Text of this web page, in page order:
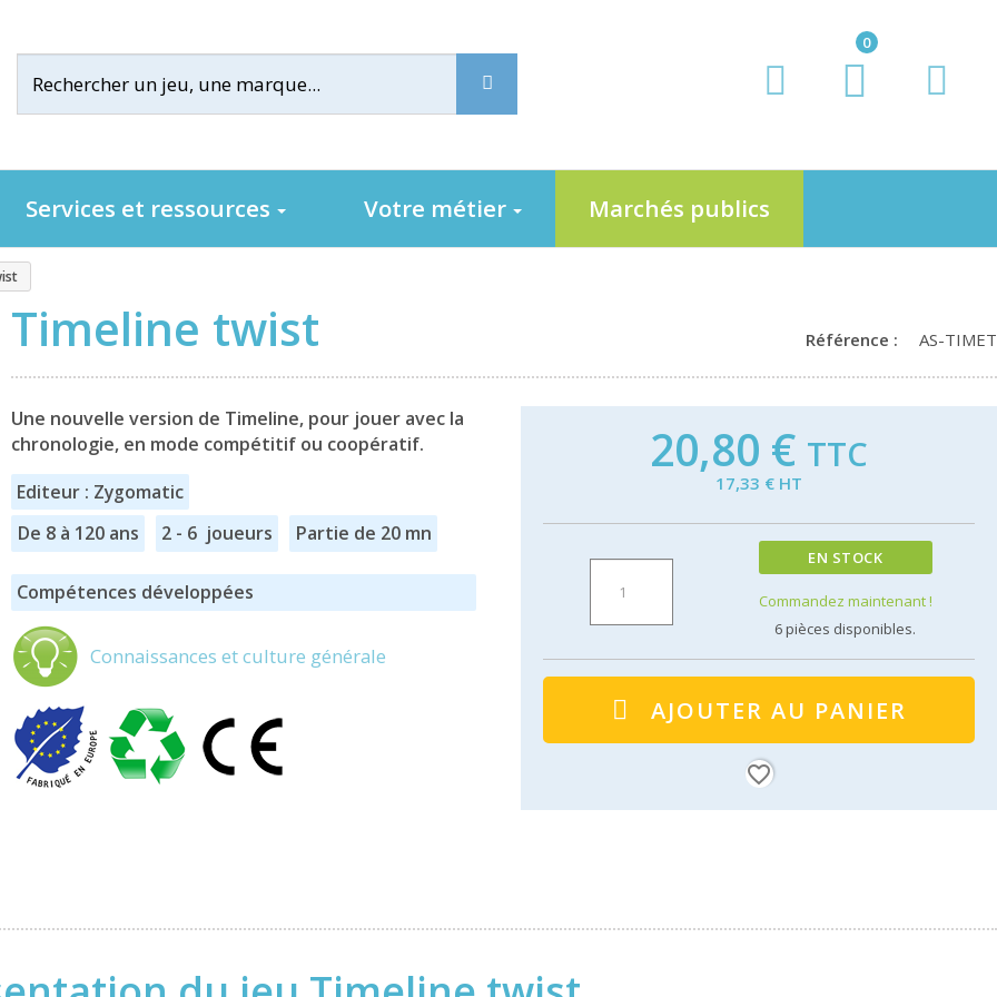
0
Services et ressources Votre métier Marchés publics
Timeline twist Référence : AS-TIMET
Une nouvelle version de Timeline, pour jouer avec la
chronologie, en mode compétitif ou coopératif.
Editeur : Zygomatic
De 8 à 120 ans
2 - 6 joueurs Partie de 20 mn
Compétences développées
Connaissances et culture générale
20,80 € TTC
17,33 € HT
EN STOCK
Commandez maintenant !
6pièces disponibles.
AJOUTER AU PANIER
favorite_border